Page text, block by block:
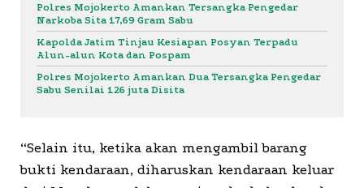
Polres Mojokerto Amankan Tersangka Pengedar
Narkoba Sita 17,69 Gram Sabu
Kapolda Jatim Tinjau Kesiapan Posyan Terpadu
Alun-alun Kota dan Pospam
Polres Mojokerto Amankan Dua Tersangka Pengedar
Sabu Senilai 126 juta Disita
“Selain itu, ketika akan mengambil barang
bukti kendaraan, diharuskan kendaraan keluar